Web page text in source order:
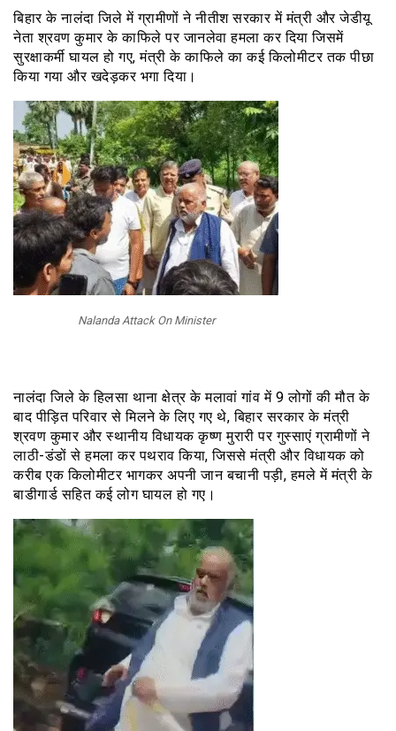
बिहार के नालंदा जिले में ग्रामीणों ने नीतीश सरकार में मंत्री और जेडीयू
नेता श्रवण कुमार के काफिले पर जानलेवा हमला कर दिया जिसमें
सुरक्षाकर्मी घायल हो गए, मंत्री के काफिले का कई किलोमीटर तक पीछा
किया गया और खदेड़कर भगा दिया।
Nalanda Attack On Minister
नालंदा जिले के हिलसा थाना क्षेत्र के मलावां गांव में 9 लोगों की मौत के
बाद पीड़ित परिवार से मिलने के लिए गए थे, बिहार सरकार के मंत्री
श्रवण कुमार और स्थानीय विधायक कृष्ण मुरारी पर गुस्साएं ग्रामीणों ने
लाठी-डंडों से हमला कर पथराव किया, जिससे मंत्री और विधायक को
करीब एक किलोमीटर भागकर अपनी जान बचानी पड़ी, हमले में मंत्री के
बाडीगार्ड सहित कई लोग घायल हो गए।